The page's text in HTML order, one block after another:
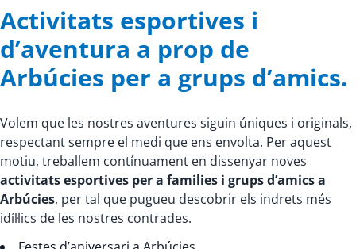
Activitats esportives i
d’aventura a prop de
Arbúcies per a grups d’amics.
Volem que les nostres aventures siguin úniques i originals,
respectant sempre el medi que ens envolta. Per aquest
motiu, treballem contínuament en dissenyar noves
activitats esportives per a families i grups d’amics a
Arbúcies, per tal que pugueu descobrir els indrets més
idíl·lics de les nostres contrades.